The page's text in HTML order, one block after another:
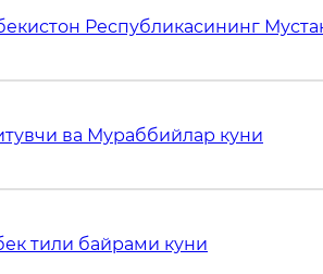
Республикасининг
ва Мураббийлар куни
тили байрами куни